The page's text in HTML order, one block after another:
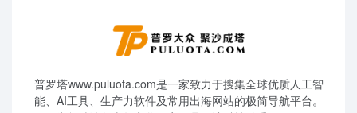
普罗塔www.puluota.com是一家致力于搜集全球优质人工智
能、AI工具、生产力软件及常用出海网站的极简导航平台。